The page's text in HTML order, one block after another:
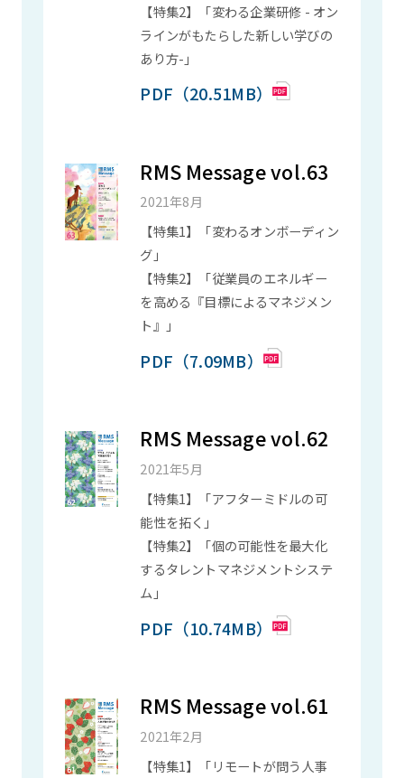
【特集2】「変わる企業研修 - オン
ラインがもたらした新しい学びの
あり方-」
PDF（20.51MB）
RMS Message vol.63
2021年8月
【特集1】「変わるオンボーディン
グ」
【特集2】「従業員のエネルギー
を高める『目標によるマネジメン
ト』」
PDF（7.09MB）
RMS Message vol.62
2021年5月
【特集1】「アフターミドルの可
能性を拓く」
【特集2】「個の可能性を最大化
するタレントマネジメントシステ
ム」
PDF（10.74MB）
RMS Message vol.61
2021年2月
【特集1】「リモートが問う人事